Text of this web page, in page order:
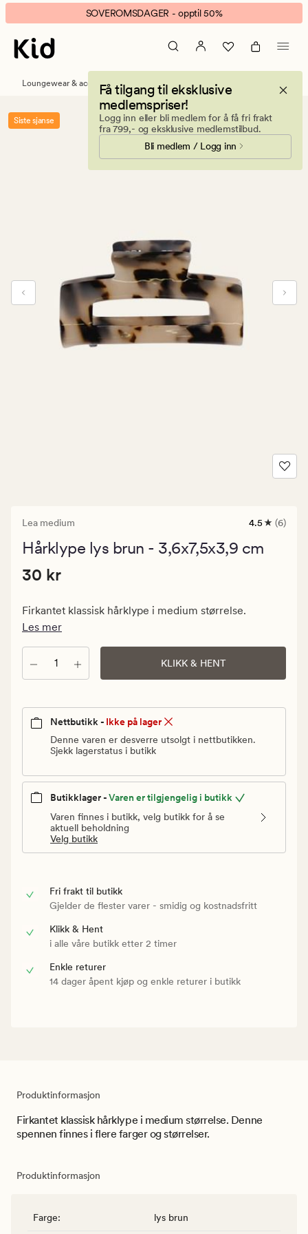
Lea
medium
hårklype
banner.
Klikk
ESCAPE
pause.
SOVEROMSDAGER - opptil 50%
Få tilgang til eksklusive
medlemspriser!
Logg inn eller bli medlem for å få fri frakt
fra 799,- og eksklusive medlemstilbud.
Bli medlem / Logg inn
Loungewear & accessories Håraccessories
Siste sjanse
Lea medium
6
med
4.5 (6)
Hårklype lys brun - 3,6x7,5x3,9 cm
Pris
kr.
pris
30
kr
Pris 30 kr
30 kr
Firkantet klassisk hårklype i medium størrelse.
Les mer
Antall KLIKK & HENT
Nettbutikk - Ikke på lager
Denne varen er desverre utsolgt i nettbutikken.
Sjekk lagerstatus i butikk
Butikklager -Varen er tilgjengelig i butikk
Varen finnes i butikk, velg butikk for å se
aktuell beholdning
Velg butikk
Fri frakt til butikk
Gjelder de flester varer - smidig og kostnadsfritt
Klikk & Hent
i alle våre butikk etter 2 timer
Enkle returer
14 dager åpent kjøp og enkle returer i butikk
Produktinformasjon
Firkantet klassisk hårklype i medium størrelse. Denne
spennen finnes i flere farger og størrelser.
Produktinformasjon
Farge: lys brun